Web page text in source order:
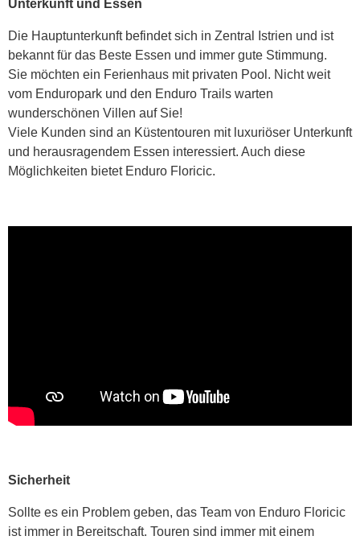
Unterkunft und Essen
Die Hauptunterkunft befindet sich in Zentral Istrien und ist
bekannt für das Beste Essen und immer gute Stimmung.
Sie möchten ein Ferienhaus mit privaten Pool. Nicht weit
vom Enduropark und den Enduro Trails warten
wunderschönen Villen auf Sie!
Viele Kunden sind an Küstentouren mit luxuriöser Unterkunft
und herausragendem Essen interessiert. Auch diese
Möglichkeiten bietet Enduro Floricic.
Sicherheit
Sollte es ein Problem geben, das Team von Enduro Floricic
ist immer in Bereitschaft. Touren sind immer mit einem